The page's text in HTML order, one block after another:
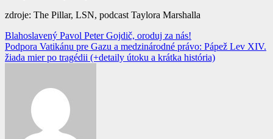
zdroje: The Pillar, LSN, podcast Taylora Marshalla
Navigácia
v
Blahoslavený Pavol Peter Gojdič, oroduj za nás!
Podpora Vatikánu pre Gazu a medzinárodné právo: Pápež Lev XIV.
žiada mier po tragédii (+detaily útoku a krátka história)